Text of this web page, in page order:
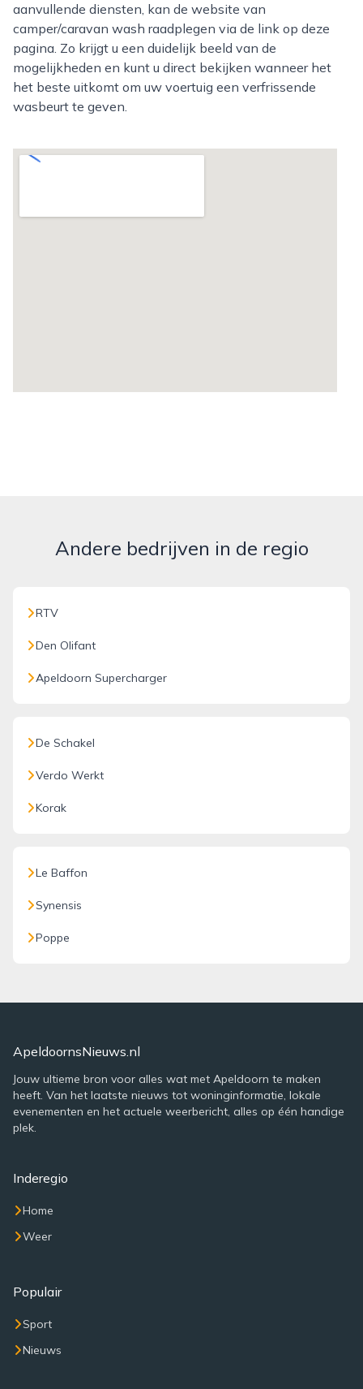
aanvullende diensten, kan de website van
camper/caravan wash raadplegen via de link op deze
pagina. Zo krijgt u een duidelijk beeld van de
mogelijkheden en kunt u direct bekijken wanneer het
het beste uitkomt om uw voertuig een verfrissende
wasbeurt te geven.
Andere bedrijven in de regio
RTV
Den Olifant
Apeldoorn Supercharger
De Schakel
Verdo Werkt
Korak
Le Baffon
Synensis
Poppe
ApeldoornsNieuws.nl
Jouw ultieme bron voor alles wat met Apeldoorn te maken
heeft. Van het laatste nieuws tot woninginformatie, lokale
evenementen en het actuele weerbericht, alles op één handige
plek.
Inderegio
Home
Weer
Populair
Sport
Nieuws